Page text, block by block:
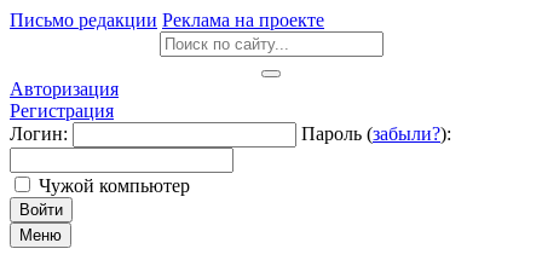
Письмо редакции Реклама на проекте
Авторизация
Регистрация
Логин:
Пароль (забыли?):
Чужой компьютер
Войти
Меню